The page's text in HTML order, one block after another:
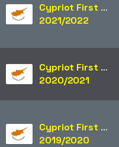
Cypriot First Division
2021/2022
Cypriot First Division
2020/2021
Cypriot First Division
2019/2020